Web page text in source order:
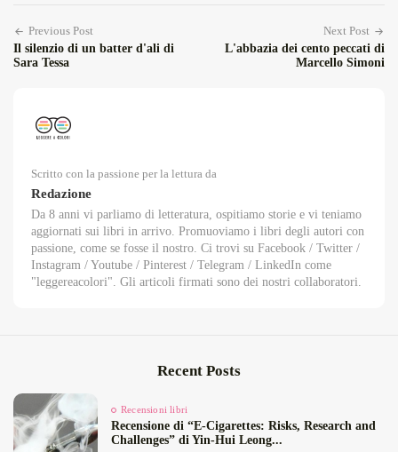
Previous Post
Il silenzio di un batter d'ali di
Sara Tessa
Next Post
L'abbazia dei cento peccati di
Marcello Simoni
Scritto con la passione per la lettura da
Redazione
Da 8 anni vi parliamo di letteratura, ospitiamo storie e vi teniamo
aggiornati sui libri in arrivo. Promuoviamo i libri degli autori con
passione, come se fosse il nostro. Ci trovi su Facebook / Twitter /
Instagram / Youtube / Pinterest / Telegram / LinkedIn come
"leggereacolori". Gli articoli firmati sono dei nostri collaboratori.
Recent Posts
Recensioni libri
Recensione di “E‑Cigarettes: Risks, Research and
Challenges” di Yin‑Hui Leong...